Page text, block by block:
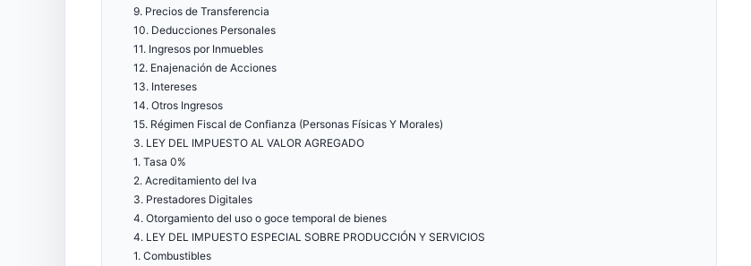
9. Precios de Transferencia
10. Deducciones Personales
11. Ingresos por Inmuebles
12. Enajenación de Acciones
13. Intereses
14. Otros Ingresos
15. Régimen Fiscal de Confianza (Personas Físicas Y Morales)
3. LEY DEL IMPUESTO AL VALOR AGREGADO
1. Tasa 0%
2. Acreditamiento del Iva
3. Prestadores Digitales
4. Otorgamiento del uso o goce temporal de bienes
4. LEY DEL IMPUESTO ESPECIAL SOBRE PRODUCCIÓN Y SERVICIOS
1. Combustibles